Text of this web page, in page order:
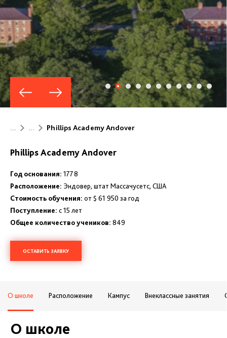
... ... Phillips Academy Andover
Phillips Academy Andover
Год основания: 1778
Расположение: Эндовер, штат Массачусетс, США
Стоимость обучения: от $ 61 950 за год
Поступление: с 15 лет
Общее количество учеников: 849
ОСТАВИТЬ ЗАЯВКУ
О школе Расположение Кампус Внеклассные занятия
О школе